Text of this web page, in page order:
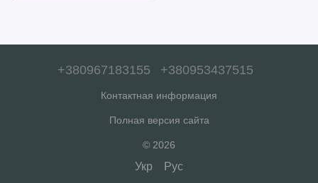
+380967183155 +380953437515
Контактная информация
Полная версия сайта
© 2026
Укр Рус